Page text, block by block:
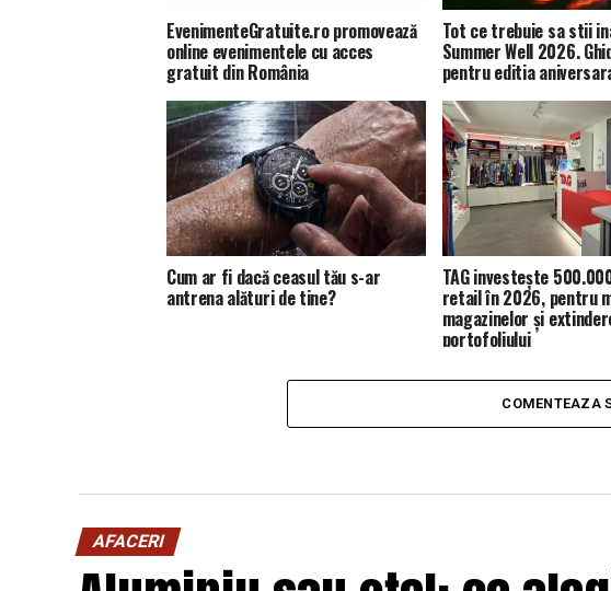
EvenimenteGratuite.ro promovează
online evenimentele cu acces
gratuit din România
Tot ce trebuie sa stii
Summer Well 2026.
pentru editia
Cum ar fi dacă ceasul tău s-ar
antrena alături de tine?
TAG investește
retail în 2026, pentru
magazinelor și
portofoliului
COMENTEAZA
AFACERI